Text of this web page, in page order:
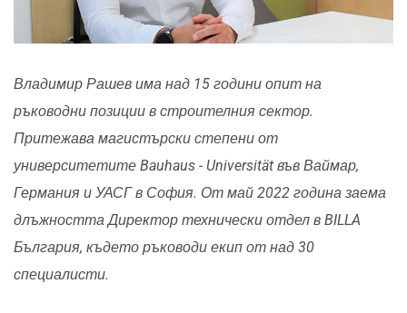
Владимир Рашев има над 15 години опит на
ръководни позиции в строителния сектор.
Притежава магистърски степени от
университетите Bauhaus - Universität във Ваймар,
Германия и УАСГ в София. От май 2022 година заема
длъжността Директор технически отдел в BILLA
България, където ръководи екип от над 30
специалисти.